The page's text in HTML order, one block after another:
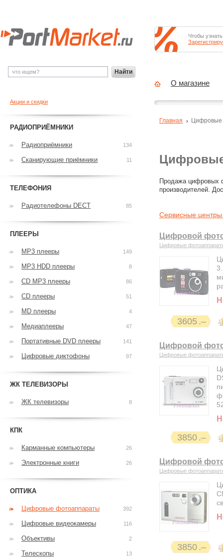
Продажа цифровых
производителей.
Сервисные
Цифровой
Цифровые
3605
Цифровой
Цифровые
3850
Цифровой
Цифровые
3850
Главная Цифровые
Акции и скидки
РАДИОПРИЁМНИКИ
Радиоприёмники 134
Сканирующие приёмники 11
ТЕЛЕФОНИЯ
Радиотелефоны DECT 85
ПЛЕЕРЫ
MP3 плееры 149
MP3 HDD плееры 8
CD MP3 плееры 86
CD плееры 51
MD плееры 4
Медиаплееры 47
Портативные DVD плееры 141
Цифровые диктофоны 97
ЖК ТЕЛЕВИЗОРЫ
ЖК телевизоры 8
КПК
Карманные компьютеры 26
Электронные книги 26
ОПТИКА
Цифровые фотоаппараты 392
Цифровые видеокамеры 116
Объективы 2
Телескопы 13
Найти
Чтобы
О магазине